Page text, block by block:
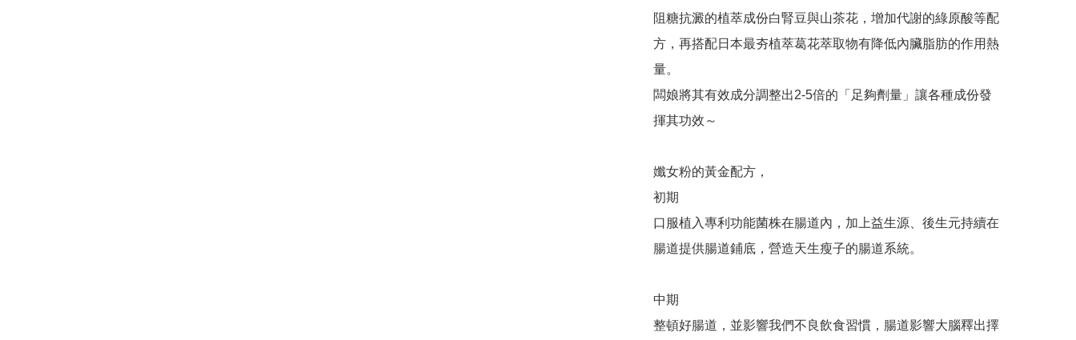
阻糖抗澱的植萃成份白腎豆與山茶花，增加代謝的綠原酸等配
方，再搭配日本最夯植萃葛花萃取物有降低內臟脂肪的作用熱
量。
闆娘將其有效成分調整出2-5倍的「足夠劑量」讓各種成份發
揮其功效～
孅女粉的黃金配方，
初期
口服植入專利功能菌株在腸道內，加上益生源、後生元持續在
腸道提供腸道鋪底，營造天生瘦子的腸道系統。
中期
整頓好腸道，並影響我們不良飲食習慣，腸道影響大腦釋出擇